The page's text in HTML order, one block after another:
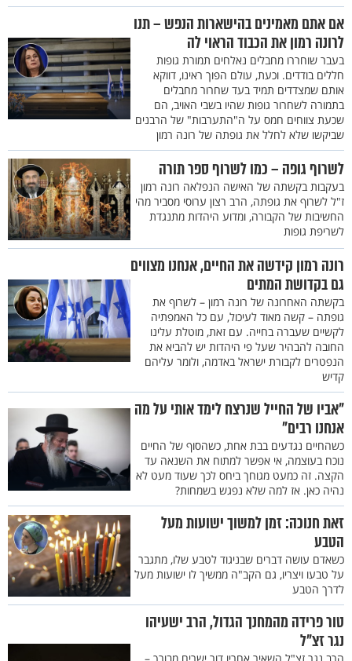
אם אתם מאמינים בהישארות הנפש – תנו
לרונה רמון את הכבוד הראוי לה
בעבר שוחררו מחבלים נאלחים תמורת גופות
חללים בודדים. וכעת, עולם הפוך ראינו, דווקא
אותם שמצדדים תמיד בעד שחרור מחבלים
בתמורה לשחרור גופות שהיו בשבי האויב, הם
שכעת צווחים חמס על ה"התערבות" של הרבנים
שביקשו שלא לחלל את גופתה של רונה רמון
לשרוף גופה – כמו לשרוף ספר תורה
בעקבות בקשתה של האישה הנפלאה רונה רמון
ז"ל לשרוף את גופתה, הרב רצון ערוסי מסביר מהי
החשיבות של הקבורה, ומדוע היהדות מתנגדת
לשריפת גופות
רונה רמון קידשה את החיים, אנחנו מצווים
גם בקדושת המתים
בקשתה האחרונה של רונה רמון – לשרוף את
גופתה – קשה מאוד לעיכול, עם כל האמפתיה
לקשיים שעברה בחייה. עם זאת, מוטלת עלינו
החובה להבהיר שעל פי היהדות יש להביא את
הנפטרים לקבורת ישראל באדמה, ולומר עליהם
קדיש
"אביו של החייל שנרצח לימד אותי על מה
אנחנו רבים"
כשהחיים נגדעים בבת אחת, כשהסוף של החיים
נוכח בעוצמה, אי אפשר למתוח את השנאה עד
הקצה. זה כמעט מגוחך ביחס לכך שעוד מעט לא
נהיה כאן. אז למה שלא נפגש בשמחות?
זאת חנוכה: זמן למשוך ישועות מעל
הטבע
כשאדם עושה דברים שבניגוד לטבע שלו, מתגבר
על טבעו ויצריו, גם הקב"ה ממשיך לו ישועות מעל
לדרך הטבע
טור פרידה מהמחנך הגדול, הרב ישעיהו
נגר זצ"ל